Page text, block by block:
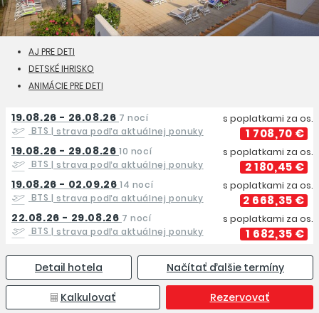
AJ PRE DETI
DETSKÉ IHRISKO
ANIMÁCIE PRE DETI
19.08.26 - 26.08.26 7 nocí
BTS| strava podľa aktuálnej ponuky
s poplatkami za os.
1 708,70 €
19.08.26 - 29.08.26 10 nocí
BTS| strava podľa aktuálnej ponuky
s poplatkami za os.
2 180,45 €
19.08.26 - 02.09.26 14 nocí
BTS| strava podľa aktuálnej ponuky
s poplatkami za os.
2 668,35 €
22.08.26 - 29.08.26 7 nocí
BTS| strava podľa aktuálnej ponuky
s poplatkami za os.
1 682,35 €
Detail hotela Načítať ďalšie termíny
Kalkulovať Rezervovať